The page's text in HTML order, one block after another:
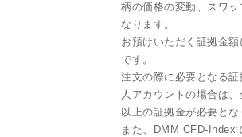
柄の価格の変動、スワ
なります。
お預けいただく証拠金
です。
注文の際に必要となる
人アカウントの場合は
以上の証拠金が必要と
また、DMM CFD-Index